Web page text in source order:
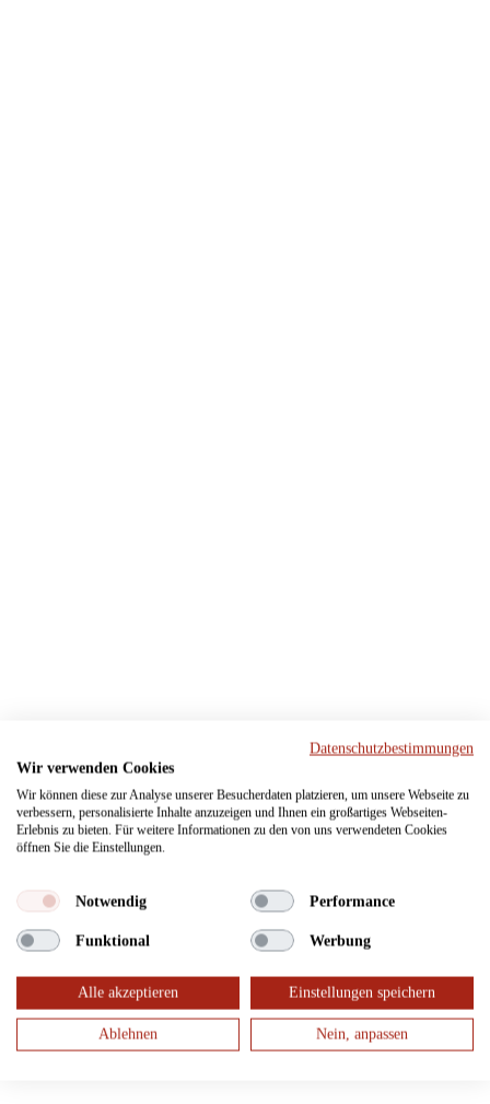
Datenschutzbestimmungen
Wir verwenden Cookies
Wir können diese zur Analyse unserer Besucherdaten platzieren, um unsere Webseite zu
verbessern, personalisierte Inhalte anzuzeigen und Ihnen ein großartiges Webseiten-
Erlebnis zu bieten. Für weitere Informationen zu den von uns verwendeten Cookies
öffnen Sie die Einstellungen.
Notwendig Performance
Funktional Werbung
Alle akzeptieren Einstellungen speichern
Ablehnen Nein, anpassen